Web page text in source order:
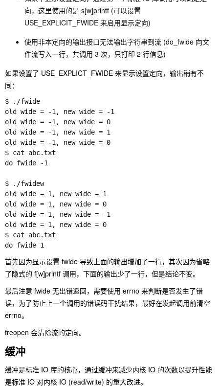
向，这里使用的是 s[w]printf (可以设置
USE_EXPLICIT_FWIDE 来启用显示定向)
使用非本定向的输出接口无法输出字符串到流 (do_fwide 向文
件流写入一行，共调用 3 次，只打印 2 行信息)
如果设置了 USE_EXPLICT_FWIDE 来显示设置定向，输出稍有不
同：
$ ./fwide
old wide = -1, new wide = -1
old wide = -1, new wide = 0
old wide = -1, new wide = 1
old wide = -1, new wide = 0
$ cat abc.txt
do fwide -1
$ ./fwidew
old wide = 1, new wide = 1
old wide = 1, new wide = 0
old wide = 1, new wide = -1
old wide = 1, new wide = 0
$ cat abc.txt
do fwide 1
首先因为显示设置 fwide 导致上面的输出增加了一行，其次因为省略
了隐式的 f[w]printf 调用，下面的输出少了一行，但是结论不变。
最后注意 fwide 无出错返回，需要使用 errno 来判断是否发生了错
误，为了防止上一个调用的错误码干扰结果，最好在发起调用前清空
errno。
freopen 会清除流的定向。
缓冲
缓冲是标准 IO 库的核心，通过缓冲来减少内核 IO 的次数以提升性能
是标准 IO 对内核 IO (read/write) 的重大改进。